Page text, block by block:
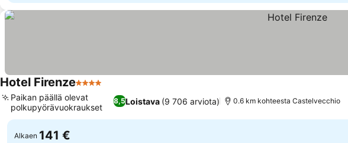
Hotel Firenze4 Tähtiluokitus
8,5Loistava (9 706 arviota)
Paikan päällä olevat
polkupyörävuokraukset
0.6 km kohteesta Castelvecchio
Alkaen 141 €